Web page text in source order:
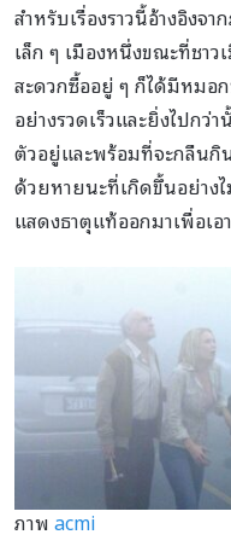
สำหรับเรื่องราวนี้อ้างอิงจ
เล็ก ๆ เมืองหนึ่งขณะที่ชา
สะดวกซื้ออยู่ ๆ ก็ได้มีหมอ
อย่างรวดเร็วและยิ่งไปก
ตัวอยู่และพร้อมที่จะกลืนกิ
ด้วยหายนะที่เกิดขึ้นอย่าง
แสดงธาตุแท้ออกมาเพื่อเ
ภาพacmi